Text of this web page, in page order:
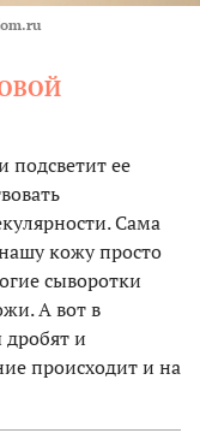
подсветит ее
Сама
кожу просто
сыворотки
А вот в
и
происходит и на